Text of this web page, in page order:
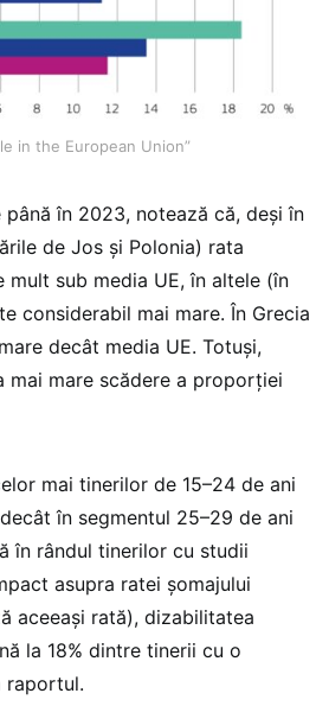
in the European Union”
în 2023, notează că, deși în
de Jos și Polonia) rata
sub media UE, în altele (în
considerabil mai mare. În Grecia
decât media UE. Totuși,
mai mare scădere a proporției
mai tinerilor de 15–24 de ani
în segmentul 25–29 de ani
în rândul tinerilor cu studii
asupra ratei șomajului
aceeași rată), dizabilitatea
la 18% dintre tinerii cu o
raportul.